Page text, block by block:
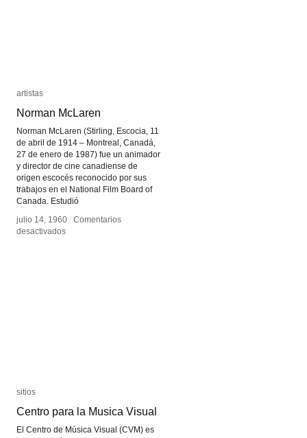
artistas
Norman McLaren
Norman McLaren (Stirling, Escocia, 11
de abril de 1914 – Montreal, Canadá,
27 de enero de 1987) fue un animador
y director de cine canadiense de
origen escocés reconocido por sus
trabajos en el National Film Board of
Canada. Estudió
julio 14, 1960 / Comentarios
desactivadosen
artistas
Norman McLaren
julio 14, 1960 / Comentarios
desactivadosen
sitios
Centro para la Musica Visual
El Centro de Música Visual (CVM) es
sitios
Centro para la Musica Visual